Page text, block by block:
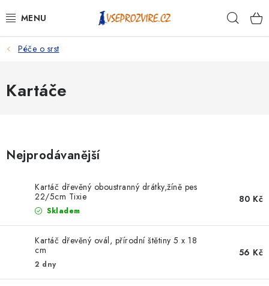
na
PSI
KOČKY
NA NEMOCI
KRÁLÍCI/HLODAVCI/PTÁCI
SLEVY
Péče o srst
Kartáče
Nejprodávanější
Kartáč dřevěný oboustranný drátky,žíně pes
22/5cm Tixie
Skladem
80 Kč
Kartáč dřevěný ovál, přírodní štětiny 5 x 18
cm
2 dny
56 Kč